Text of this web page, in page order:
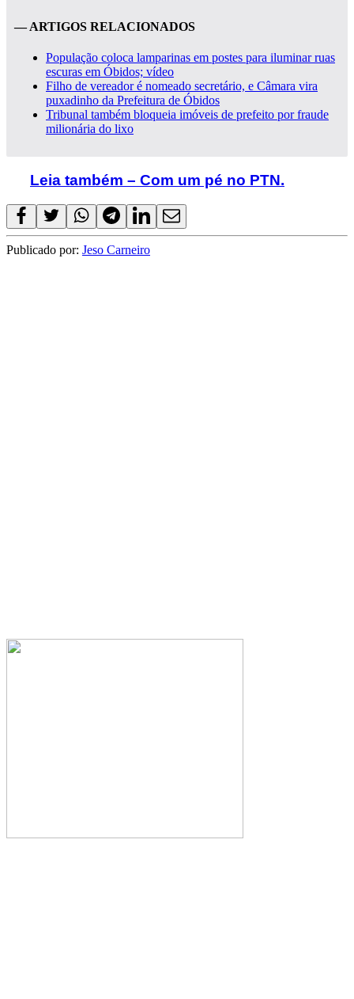
— ARTIGOS RELACIONADOS
População coloca lamparinas em postes para iluminar ruas
escuras em Óbidos; vídeo
Filho de vereador é nomeado secretário, e Câmara vira
puxadinho da Prefeitura de Óbidos
Tribunal também bloqueia imóveis de prefeito por fraude
milionária do lixo
Leia também – Com um pé no PTN.
Publicado por: Jeso Carneiro